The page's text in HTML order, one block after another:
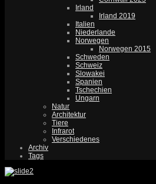
Irland
Irland 2019
Italien
Niederlande
Norwegen
Norwegen 2015
Schweden
Schweiz
Slowakei
Spanien
Tschechien
Ungarn
Natur
Architektur
Tiere
Infrarot
Verschiedenes
Archiv
Tags